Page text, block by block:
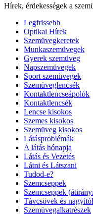
Hírek, érdekességek a
Legfrissebb
Optikai Hírek
Szemüvegkeretek
Munkaszemüvegek
Gyerek szemüveg
Napszemüvegek
Sport szemüvegek
Szemüveglencsék
Kontaktlencseápolók
Kontaktlencsék
Lencse kisokos
Szemes kisokos
Szemüveg kisokos
Látásproblémák
A látás hónapja
Látás és Vezetés
Látni és Látszani
Tudod-e?
Szemcseppek
Szemcseppek
Távcsövek és
Szemüvegalkatrészek